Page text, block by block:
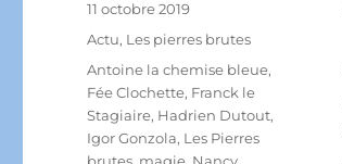
Publié
le
11 octobre 2019
Catégories
Actu, Les pierres brutes
Étiquettes
Antoine la chemise bleue,
Fée Clochette, Franck le
Stagiaire, Hadrien Dutout,
Igor Gonzola, Les Pierres